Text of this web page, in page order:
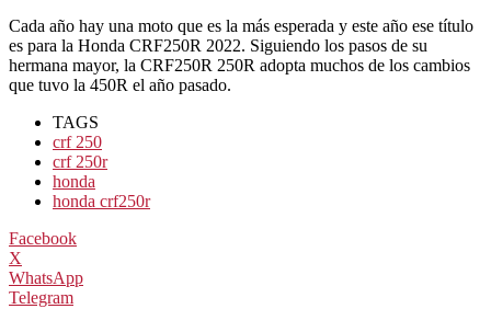
Cada año hay una moto que es la más esperada y este año ese título
es para la Honda CRF250R 2022. Siguiendo los pasos de su
hermana mayor, la CRF250R 250R adopta muchos de los cambios
que tuvo la 450R el año pasado.
TAGS
crf 250
crf 250r
honda
honda crf250r
Facebook
X
WhatsApp
Telegram